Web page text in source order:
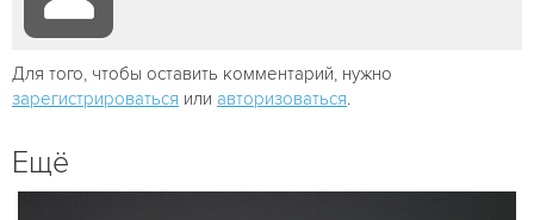
Для того, чтобы оставить комментарий, нужно
зарегистрироваться или авторизоваться
Ещё